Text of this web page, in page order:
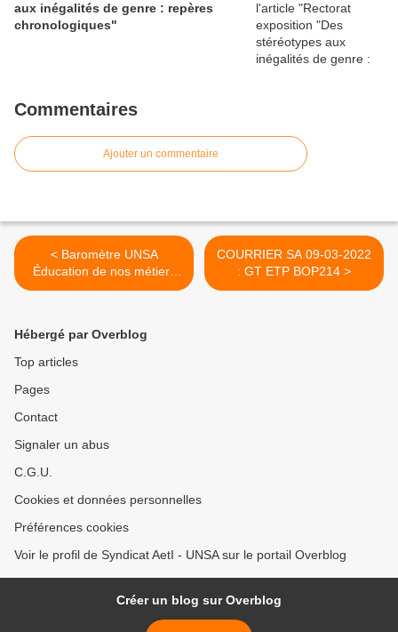
aux inégalités de genre : repères
chronologiques"
Commentaires
Ajouter un commentaire
< Baromètre UNSA
Éducation de nos métiers
2022
COURRIER SA 09-03-2022
: GT ETP BOP214 >
Hébergé par Overblog
Top articles
Pages
Contact
Signaler un abus
C.G.U.
Cookies et données personnelles
Préférences cookies
Voir le profil de Syndicat AetI - UNSA sur le portail Overblog
Créer un blog sur Overblog